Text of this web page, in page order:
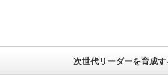
次世代リーダーを育成